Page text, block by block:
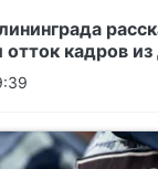
отток кадров